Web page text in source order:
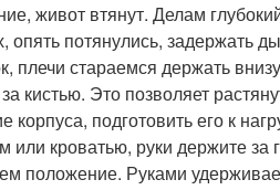
живот втянут. Делам
опять потянулись, задержать
плечи стараемся держать
кистью. Это позволяет
подготовить его к
кроватью, руки держите
положение. Руками